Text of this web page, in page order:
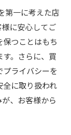
第一に考えた店
に安心してご
つことはもち
。さらに、買
ライバシーを
に取り扱われ
、お客様から